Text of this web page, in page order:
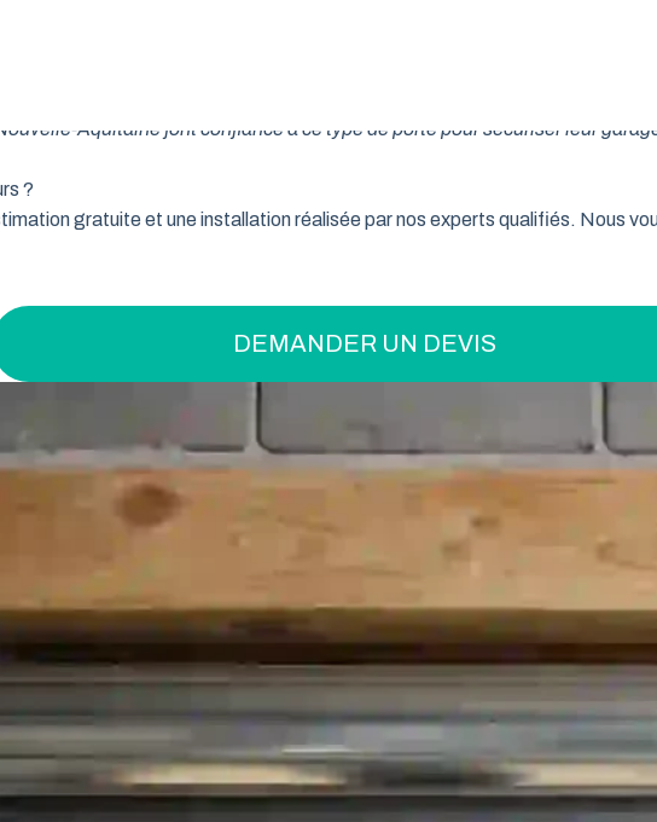
Aquitaine font confiance à ce type de porte pour sécuriser leur
?
gratuite et une installation réalisée par nos experts qualifiés. Nous
DEMANDER UN DEVIS